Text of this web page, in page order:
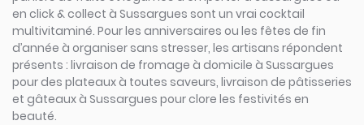
en click & collect à Sussargues sont un vrai cocktail
multivitaminé. Pour les anniversaires ou les fêtes de fin
d’année à organiser sans stresser, les artisans répondent
présents : livraison de fromage à domicile à Sussargues
pour des plateaux à toutes saveurs, livraison de pâtisseries
et gâteaux à Sussargues pour clore les festivités en
beauté.